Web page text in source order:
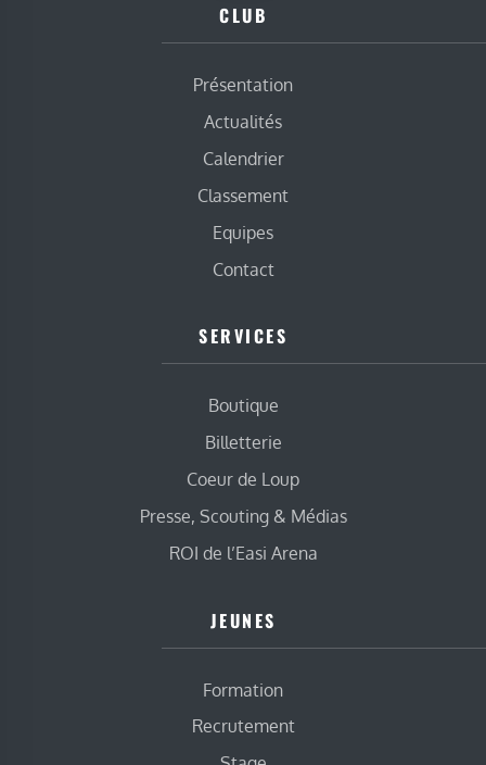
CLUB
Présentation
Actualités
Calendrier
Classement
Equipes
Contact
SERVICES
Boutique
Billetterie
Coeur de Loup
Presse, Scouting & Médias
ROI de l’Easi Arena
JEUNES
Formation
Recrutement